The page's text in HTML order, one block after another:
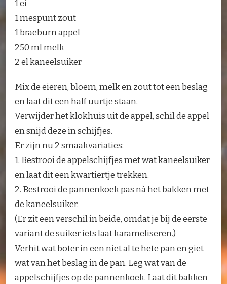
1 ei
1 mespunt zout
1 braeburn appel
250 ml melk
2 el kaneelsuiker
Mix de eieren, bloem, melk en zout tot een beslag
en laat dit een half uurtje staan.
Verwijder het klokhuis uit de appel, schil de appel
en snijd deze in schijfjes.
Er zijn nu 2 smaakvariaties:
1. Bestrooi de appelschijfjes met wat kaneelsuiker
en laat dit een kwartiertje trekken.
2. Bestrooi de pannenkoek pas nà het bakken met
de kaneelsuiker.
(Er zit een verschil in beide, omdat je bij de eerste
variant de suiker iets laat karameliseren.)
Verhit wat boter in een niet al te hete pan en giet
wat van het beslag in de pan. Leg wat van de
appelschijfjes op de pannenkoek. Laat dit bakken